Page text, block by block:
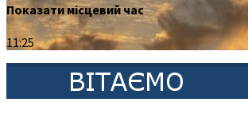
Показати місцевий час
11:25